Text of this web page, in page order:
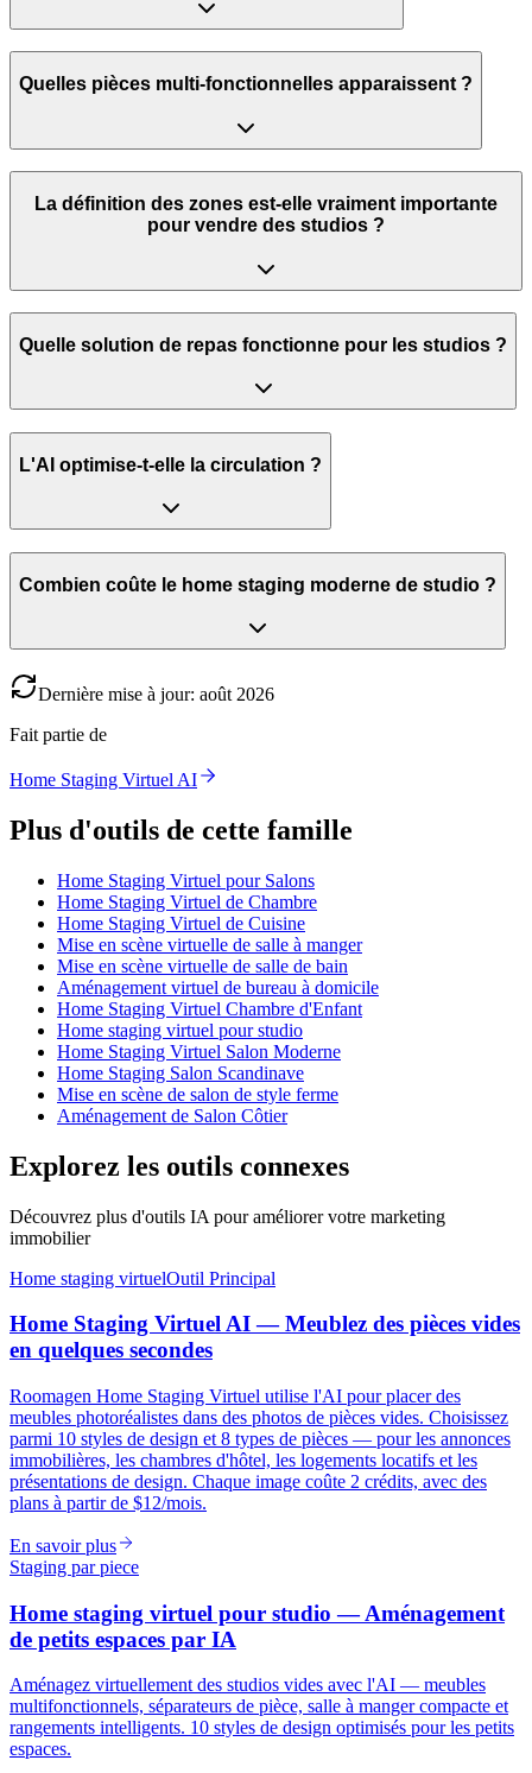
Quelles pièces multi-fonctionnelles apparaissent ?
La définition des zones est-elle vraiment importante
pour vendre des studios ?
Quelle solution de repas fonctionne pour les studios ?
L'AI optimise-t-elle la circulation ?
Combien coûte le home staging moderne de studio ?
Dernière mise à jour: août 2026
Fait partie de
Home Staging Virtuel AI
Plus d'outils de cette famille
Home Staging Virtuel pour Salons
Home Staging Virtuel de Chambre
Home Staging Virtuel de Cuisine
Mise en scène virtuelle de salle à manger
Mise en scène virtuelle de salle de bain
Aménagement virtuel de bureau à domicile
Home Staging Virtuel Chambre d'Enfant
Home staging virtuel pour studio
Home Staging Virtuel Salon Moderne
Home Staging Salon Scandinave
Mise en scène de salon de style ferme
Aménagement de Salon Côtier
Explorez les outils connexes
Découvrez plus d'outils IA pour améliorer votre marketing
immobilier
Home staging virtuelOutil Principal
Home Staging Virtuel AI — Meublez des pièces vides
en quelques secondes
Roomagen Home Staging Virtuel utilise l'AI pour placer des
meubles photoréalistes dans des photos de pièces vides. Choisissez
parmi 10 styles de design et 8 types de pièces — pour les annonces
immobilières, les chambres d'hôtel, les logements locatifs et les
présentations de design. Chaque image coûte 2 crédits, avec des
plans à partir de $12/mois.
En savoir plus
Staging par piece
Home staging virtuel pour studio — Aménagement
de petits espaces par IA
Aménagez virtuellement des studios vides avec l'AI — meubles
multifonctionnels, séparateurs de pièce, salle à manger compacte et
rangements intelligents. 10 styles de design optimisés pour les petits
espaces.